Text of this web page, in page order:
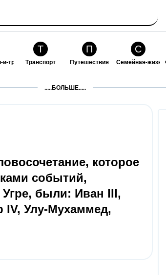
и-традиции
Т
Транспорт
П
Путешествия
С
Семейная-жизнь
.....БОЛЬШЕ.....
которое
событий,
Угре, были: Иван III,
IV, Улу-Мухаммед,